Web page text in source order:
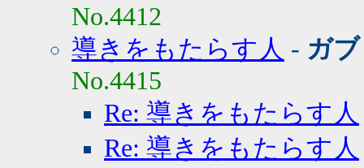
No.4412
導きをもたらす人 - ガ
No.4415
Re: 導きをもたらす人
Re: 導きをもたらす人